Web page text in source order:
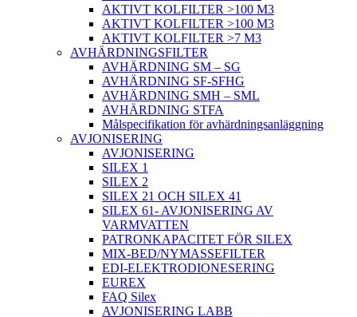
AKTIVT KOLFILTER >100 M3
AKTIVT KOLFILTER >100 M3
AKTIVT KOLFILTER >7 M3
AVHÄRDNINGSFILTER
AVHÄRDNING SM – SG
AVHÄRDNING SF-SFHG
AVHÄRDNING SMH – SML
AVHÄRDNING STFA
Målspecifikation för avhärdningsanläggning
AVJONISERING
AVJONISERING
SILEX 1
SILEX 2
SILEX 21 OCH SILEX 41
SILEX 61- AVJONISERING AV
VARMVATTEN
PATRONKAPACITET FÖR SILEX
MIX-BED/NYMASSEFILTER
EDI-ELEKTRODIONESERING
EUREX
FAQ Silex
AVJONISERING LABB